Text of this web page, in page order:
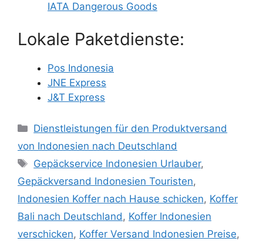
IATA Dangerous Goods
Lokale Paketdienste:
Pos Indonesia
JNE Express
J&T Express
Dienstleistungen für den Produktversand
von Indonesien nach Deutschland
Gepäckservice Indonesien Urlauber,
Gepäckversand Indonesien Touristen,
Indonesien Koffer nach Hause schicken, Koffer
Bali nach Deutschland, Koffer Indonesien
verschicken, Koffer Versand Indonesien Preise,